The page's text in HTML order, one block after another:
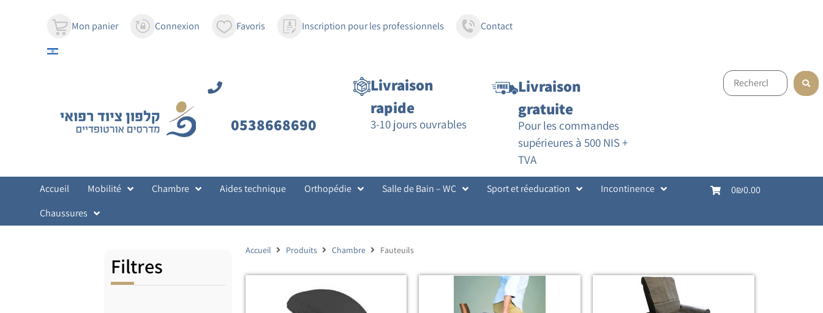
Mon panier Connexion Favoris Inscription pour les professionnels Contact
0538668690
Livraison
rapide
3-10 jours ouvrables
Livraison
gratuite
Pour les commandes
supérieures à 500 NIS +
TVA
Accueil Mobilité Chambre Aides technique Orthopédie Salle de Bain – WC Sport et réeducation
Incontinence
Chaussures
0₪0.00
Filtres
Accueil Produits Chambre Fauteuils